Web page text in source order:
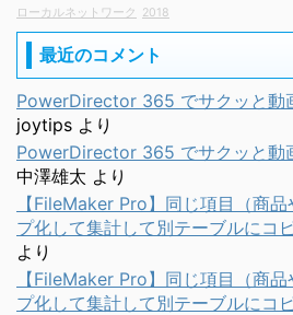
ローカルネットワーク
2018
最近のコメント
PowerDirector 365 でサクッと動
joytips より
PowerDirector 365 でサクッと動
中澤雄太 より
【FileMaker Pro】同じ項目（商
プ化して集計して別テーブルにコ
より
【FileMaker Pro】同じ項目（商
プ化して集計して別テーブルにコ